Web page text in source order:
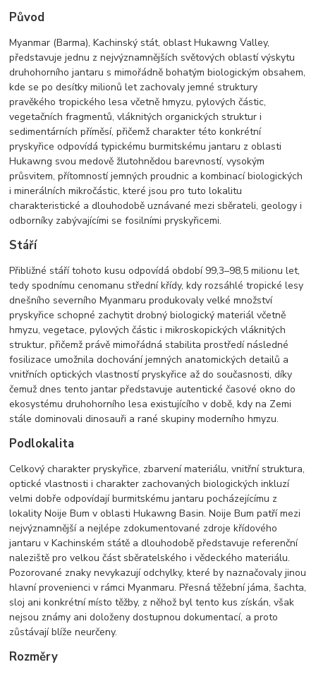
Původ
Myanmar (Barma), Kachinský stát, oblast Hukawng Valley,
představuje jednu z nejvýznamnějších světových oblastí výskytu
druhohorního jantaru s mimořádně bohatým biologickým obsahem,
kde se po desítky milionů let zachovaly jemné struktury
pravěkého tropického lesa včetně hmyzu, pylových částic,
vegetačních fragmentů, vláknitých organických struktur i
sedimentárních příměsí, přičemž charakter této konkrétní
pryskyřice odpovídá typickému burmitskému jantaru z oblasti
Hukawng svou medově žlutohnědou barevností, vysokým
průsvitem, přítomností jemných proudnic a kombinací biologických
i minerálních mikročástic, které jsou pro tuto lokalitu
charakteristické a dlouhodobě uznávané mezi sběrateli, geology i
odborníky zabývajícími se fosilními pryskyřicemi.
Stáří
Přibližné stáří tohoto kusu odpovídá období 99,3–98,5 milionu let,
tedy spodnímu cenomanu střední křídy, kdy rozsáhlé tropické lesy
dnešního severního Myanmaru produkovaly velké množství
pryskyřice schopné zachytit drobný biologický materiál včetně
hmyzu, vegetace, pylových částic i mikroskopických vláknitých
struktur, přičemž právě mimořádná stabilita prostředí následné
fosilizace umožnila dochování jemných anatomických detailů a
vnitřních optických vlastností pryskyřice až do současnosti, díky
čemuž dnes tento jantar představuje autentické časové okno do
ekosystému druhohorního lesa existujícího v době, kdy na Zemi
stále dominovali dinosauři a rané skupiny moderního hmyzu.
Podlokalita
Celkový charakter pryskyřice, zbarvení materiálu, vnitřní struktura,
optické vlastnosti i charakter zachovaných biologických inkluzí
velmi dobře odpovídají burmitskému jantaru pocházejícímu z
lokality Noije Bum v oblasti Hukawng Basin. Noije Bum patří mezi
nejvýznamnější a nejlépe zdokumentované zdroje křídového
jantaru v Kachinském státě a dlouhodobě představuje referenční
naleziště pro velkou část sběratelského i vědeckého materiálu.
Pozorované znaky nevykazují odchylky, které by naznačovaly jinou
hlavní provenienci v rámci Myanmaru. Přesná těžební jáma, šachta,
sloj ani konkrétní místo těžby, z něhož byl tento kus získán, však
nejsou známy ani doloženy dostupnou dokumentací, a proto
zůstávají blíže neurčeny.
Rozměry